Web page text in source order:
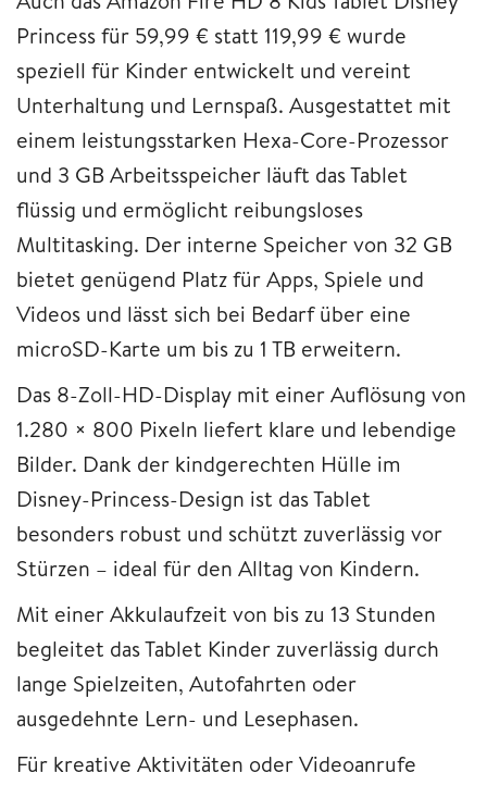
Princess für 59,99 € statt 119,99 € wurde
speziell für Kinder entwickelt und vereint
Unterhaltung und Lernspaß. Ausgestattet mit
einem leistungsstarken Hexa-Core-Prozessor
und 3 GB Arbeitsspeicher läuft das Tablet
flüssig und ermöglicht reibungsloses
Multitasking. Der interne Speicher von 32 GB
bietet genügend Platz für Apps, Spiele und
Videos und lässt sich bei Bedarf über eine
microSD-Karte um bis zu 1 TB erweitern.
Das 8-Zoll-HD-Display mit einer Auflösung von
1.280 × 800 Pixeln liefert klare und lebendige
Bilder. Dank der kindgerechten Hülle im
Disney-Princess-Design ist das Tablet
besonders robust und schützt zuverlässig vor
Stürzen – ideal für den Alltag von Kindern.
Mit einer Akkulaufzeit von bis zu 13 Stunden
begleitet das Tablet Kinder zuverlässig durch
lange Spielzeiten, Autofahrten oder
ausgedehnte Lern- und Lesephasen.
Für kreative Aktivitäten oder Videoanrufe